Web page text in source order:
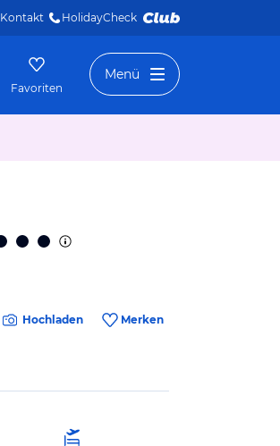
Kontakt HolidayCheck
Favoriten
Menü
Hochladen Merken